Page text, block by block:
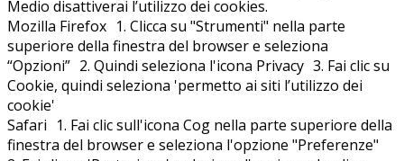
Medio disattiverai l’utilizzo dei cookies.
Mozilla Firefox 1. Clicca su "Strumenti" nella parte
superiore della finestra del browser e seleziona
“Opzioni” 2. Quindi seleziona l'icona Privacy 3. Fai clic su
Cookie, quindi seleziona 'permetto ai siti l’utilizzo dei
cookie'
Safari 1. Fai clic sull'icona Cog nella parte superiore della
finestra del browser e seleziona l'opzione "Preferenze"